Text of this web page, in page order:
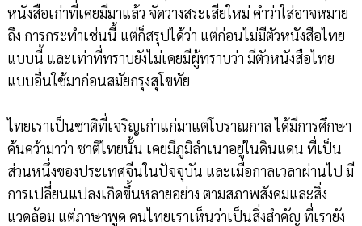
หนังสือเก่าที่เคยมีมาแล้ว จัดวางสระเสียใหม่ คำว่าใส่อาจหมาย
ถึง การกระทำเช่นนี้ แต่ก็สรุปได้ว่า แต่ก่อนไม่มีตัวหนังสือไทย
แบบนี้ และเท่าที่ทราบยังไม่เคยมีผู้ทราบว่า มีตัวหนังสือไทย
แบบอื่นใช้มาก่อนสมัยกรุงสุโขทัย
ไทยเราเป็นชาติที่เจริญเก่าแก่มาแต่โบราณกาล ได้มีการศึกษา
ค้นคว้ามาว่า ชาติไทยนั้น เคยมีภูมิลำเนาอยู่ในดินแดน ที่เป็น
ส่วนหนึ่งของประเทศจีนในปัจจุบัน และเมื่อกาลเวลาผ่านไป มี
การเปลี่ยนแปลงเกิดขึ้นหลายอย่าง ตามสภาพสังคมและสิ่ง
แวดล้อม แต่ภาษาพูด คนไทยเราเห็นว่าเป็นสิ่งสำคัญ ที่เรายัง